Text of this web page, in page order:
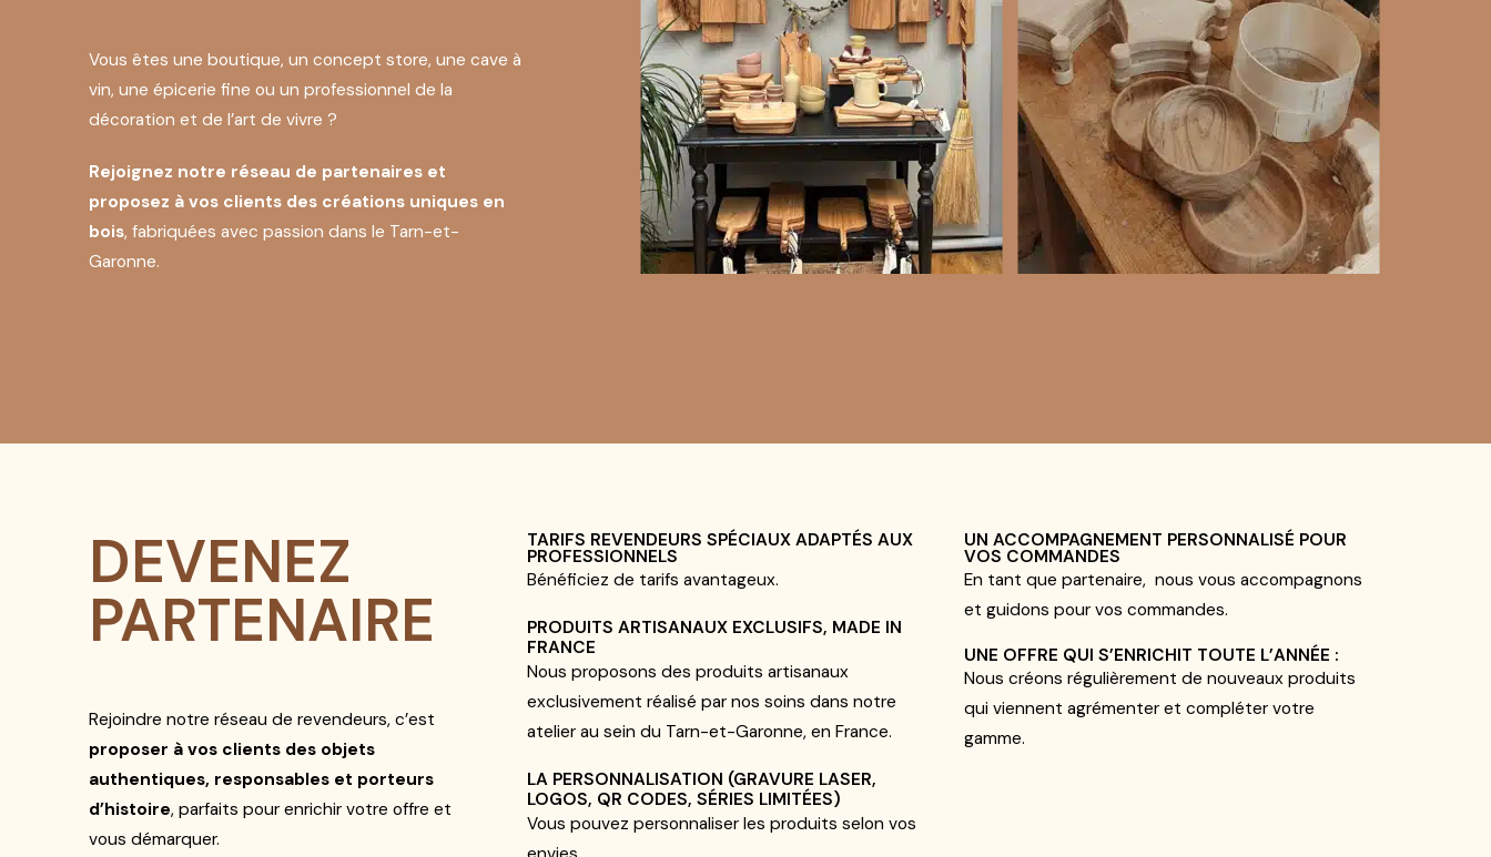
Vous êtes une boutique, un concept store, une cave à
vin, une épicerie fine ou un professionnel de la
décoration et de l’art de vivre ?
Rejoignez notre réseau de partenaires et
proposez à vos clients des créations uniques en
bois, fabriquées avec passion dans le Tarn-et-
Garonne.
DEVENEZ
PARTENAIRE
Rejoindre notre réseau de revendeurs, c’est
proposer à vos clients des objets
authentiques, responsables et porteurs
d’histoire, parfaits pour enrichir votre offre et
vous démarquer.
TARIFS REVENDEURS SPÉCIAUX ADAPTÉS AUX
PROFESSIONNELS
Bénéficiez de tarifs avantageux.
PRODUITS ARTISANAUX EXCLUSIFS, MADE IN
FRANCE
Nous proposons des produits artisanaux
exclusivement réalisé par nos soins dans notre
atelier au sein du Tarn-et-Garonne, en France.
LA PERSONNALISATION (GRAVURE LASER,
LOGOS, QR CODES, SÉRIES LIMITÉES)
Vous pouvez personnaliser les produits selon vos
UN ACCOMPAGNEMENT PERSONNALISÉ POUR
VOS COMMANDES
En tant que partenaire, nous vous accompagnons
et guidons pour vos commandes.
UNE OFFRE QUI S’ENRICHIT TOUTE L’ANNÉE :
Nous créons régulièrement de nouveaux produits
qui viennent agrémenter et compléter votre
gamme.